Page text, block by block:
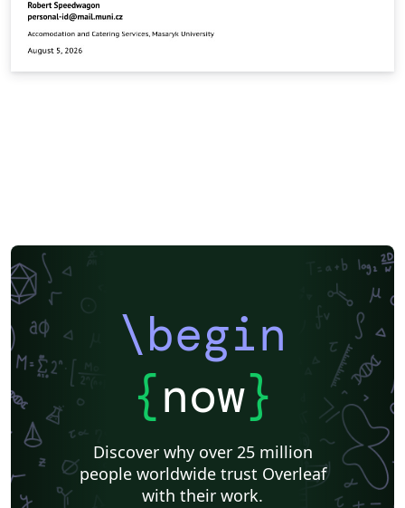
\begin
{now}
Discover why over 25 million
people worldwide trust Overleaf
with their work.